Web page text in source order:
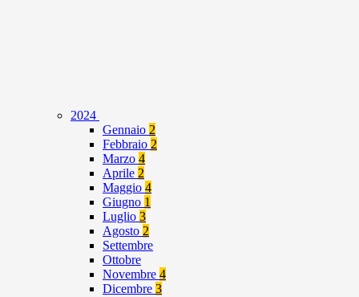
2024
Gennaio 2
Febbraio 2
Marzo 4
Aprile 2
Maggio 4
Giugno 1
Luglio 3
Agosto 2
Settembre
Ottobre
Novembre 4
Dicembre 3